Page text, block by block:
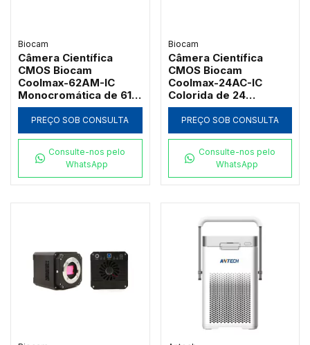
Biocam
Câmera Científica
CMOS Biocam
Coolmax-62AM-IC
Monocromática de 61
Megapixels Resfriada
por Peltier
PREÇO SOB CONSULTA
Consulte-nos pelo
WhatsApp
Biocam
Câmera Científica
CMOS Biocam
Coolmax-24AC-IC
Colorida de 24
Megapixels Resfriada
por Peltier
PREÇO SOB CONSULTA
Consulte-nos pelo
WhatsApp